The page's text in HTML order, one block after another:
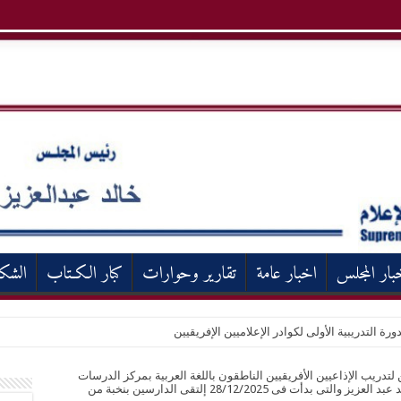
المجلس اخبار عامة تقارير وحوارات كبار الكـتاب
التدريبية الأولى لكوادر الإعلاميين الإفريقيين
الإذاعيين الأفريقيين الناطقون باللغة العربية بمركز الدرسات
بالمجلس الاعلى لتنظيم الاعلام برئاسة المهندس خالد عبد العزيز والتى بدأت فى 28/12/2025 إلتقى الدارسين بنخبة من